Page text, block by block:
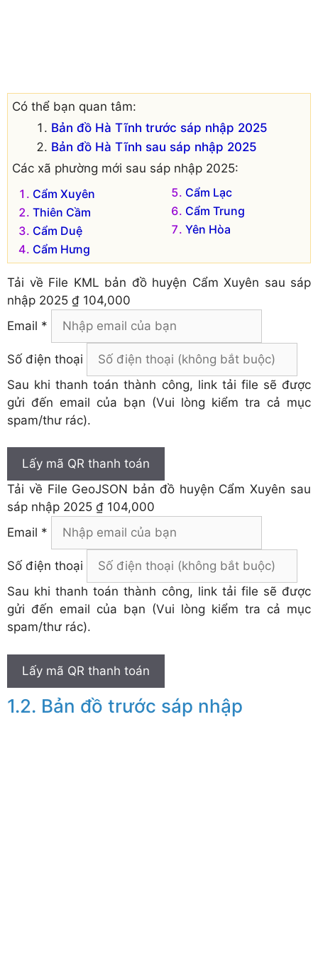
Có thể bạn quan tâm:
Bản đồ Hà Tĩnh trước sáp nhập 2025
Bản đồ Hà Tĩnh sau sáp nhập 2025
Các xã phường mới sau sáp nhập 2025:
Cẩm Xuyên
Thiên Cầm
Cẩm Duệ
Cẩm Hưng
Cẩm Lạc
Cẩm Trung
Yên Hòa
Tải về File KML bản đồ huyện Cẩm Xuyên sau sáp
nhập 2025 ₫ 104,000
Email *
Số điện thoại
Sau khi thanh toán thành công, link tải file sẽ được
gửi đến email của bạn (Vui lòng kiểm tra cả mục
spam/thư rác).
Lấy mã QR thanh toán
Tải về File GeoJSON bản đồ huyện Cẩm Xuyên sau
sáp nhập 2025 ₫ 104,000
Email *
Số điện thoại
Sau khi thanh toán thành công, link tải file sẽ được
gửi đến email của bạn (Vui lòng kiểm tra cả mục
spam/thư rác).
Lấy mã QR thanh toán
Bản đồ trước sáp nhập